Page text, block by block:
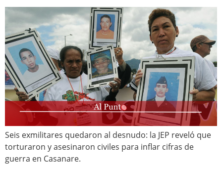
Seis exmilitares quedaron al desnudo: la JEP reveló que
torturaron y asesinaron civiles para inflar cifras de
guerra en Casanare.